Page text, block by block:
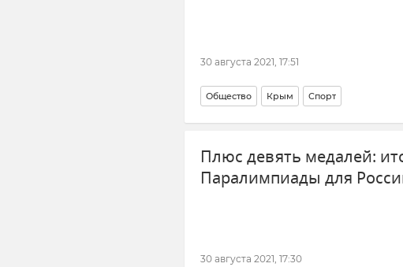
30 августа 2021, 17:51
Общество Крым Спорт
Плюс девять медалей:
Паралимпиады для
30 августа 2021, 17:30